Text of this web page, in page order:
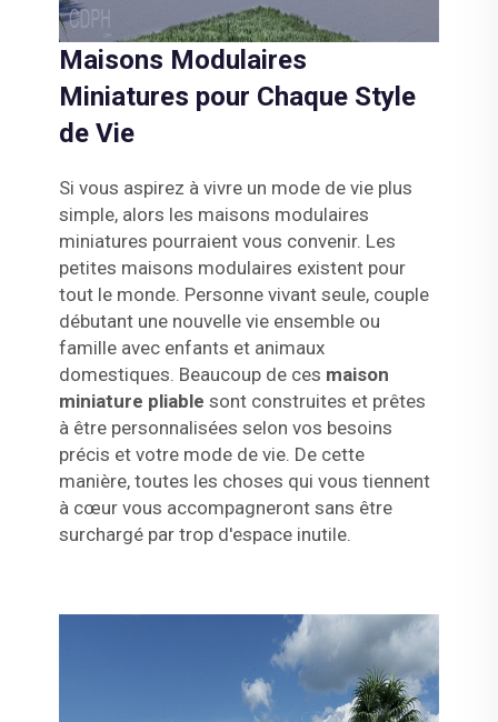
Maisons Modulaires
Miniatures pour Chaque Style
de Vie
Si vous aspirez à vivre un mode de vie plus
simple, alors les maisons modulaires
miniatures pourraient vous convenir. Les
petites maisons modulaires existent pour
tout le monde. Personne vivant seule, couple
débutant une nouvelle vie ensemble ou
famille avec enfants et animaux
domestiques. Beaucoup de ces maison
miniature pliable sont construites et prêtes
à être personnalisées selon vos besoins
précis et votre mode de vie. De cette
manière, toutes les choses qui vous tiennent
à cœur vous accompagneront sans être
surchargé par trop d'espace inutile.